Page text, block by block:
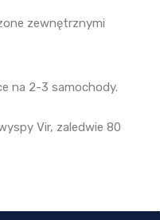
zewnętrznymi
na 2-3 samochody.
Vir, zaledwie 80